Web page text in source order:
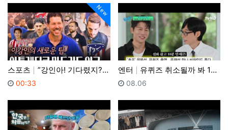
New
스포츠 ”강인아! 기다렸지?“ 알레띠 내한, 입국 1순위는 누…
등록일
00:33
엔터 유퀴즈 취소될까 봐 10분 만에 기사 낸 음문석.. 1…
등록일
08.06